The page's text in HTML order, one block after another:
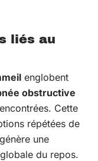
liés au
englobent
obstructive
Cette
répétées de
une
du repos.